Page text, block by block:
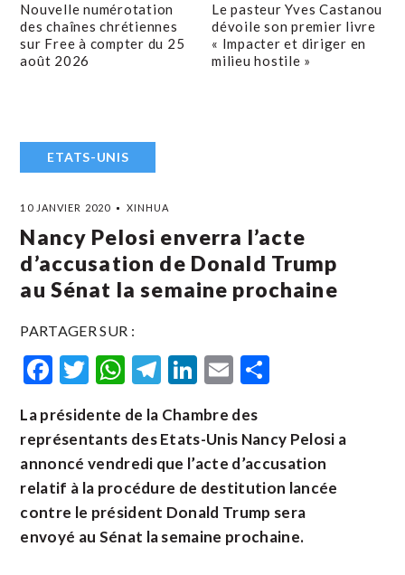
Nouvelle numérotation
des chaînes chrétiennes
sur Free à compter du 25
août 2026
Le pasteur Yves Castanou
dévoile son premier livre
« Impacter et diriger en
milieu hostile »
ETATS-UNIS
10 JANVIER 2020 XINHUA
Nancy Pelosi enverra l’acte
d’accusation de Donald Trump
au Sénat la semaine prochaine
PARTAGER SUR :
Facebook
Twitter
WhatsApp
Telegram
LinkedIn
Email
La présidente de la Chambre des
représentants des Etats-Unis Nancy Pelosi a
annoncé vendredi que l’acte d’accusation
relatif à la procédure de destitution lancée
contre le président Donald Trump sera
envoyé au Sénat la semaine prochaine.